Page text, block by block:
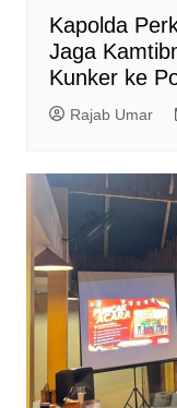
Kapolda
Jaga
Kunker ke
Rajab Umar